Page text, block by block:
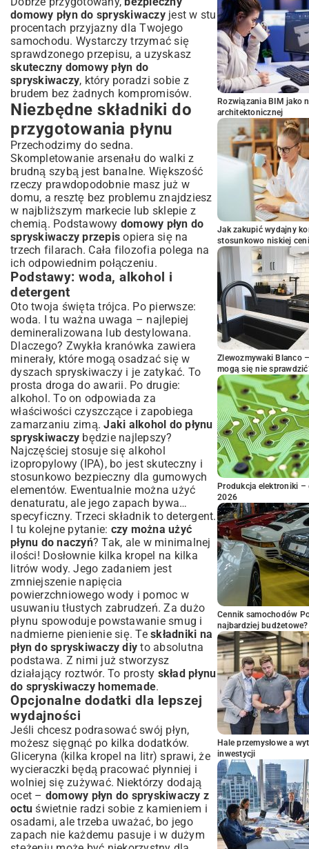
domowy płyn do spryskiwaczyjest w stu
procentach przyjazny dla Twojego
samochodu. Wystarczy trzymać się
sprawdzonego przepisu, a uzyskasz
skuteczny domowy płyn do
spryskiwaczy, który poradzi sobie z
brudem bez żadnych kompromisów.
Niezbędne składniki do
przygotowania płynu
Przechodzimy do sedna.
Skompletowanie arsenału do walki z
brudną szybą jest banalne. Większość
rzeczy prawdopodobnie masz już w
domu, a resztę bez problemu znajdziesz
w najbliższym markecie lub sklepie z
chemią. Podstawowy domowy płyn do
spryskiwaczy przepis opiera się na
trzech filarach. Cała filozofia polega na
ich odpowiednim połączeniu.
Podstawy: woda, alkohol i
detergent
Oto twoja święta trójca. Po pierwsze:
woda. I tu ważna uwaga – najlepiej
demineralizowana lub destylowana.
Dlaczego? Zwykła kranówka zawiera
minerały, które mogą osadzać się w
dyszach spryskiwaczy i je zatykać. To
prosta droga do awarii. Po drugie:
alkohol. To on odpowiada za
właściwości czyszczące i zapobiega
zamarzaniu zimą.Jaki alkohol do płynu
spryskiwaczy będzie najlepszy?
Najczęściej stosuje się alkohol
izopropylowy (IPA), bo jest skuteczny i
stosunkowo bezpieczny dla gumowych
elementów. Ewentualnie można użyć
denaturatu, ale jego zapach bywa…
specyficzny. Trzeci składnik to detergent.
I tu kolejne pytanie: czy można użyć
płynu do naczyń? Tak, ale w minimalnej
ilości! Dosłownie kilka kropel na kilka
litrów wody. Jego zadaniem jest
zmniejszenie napięcia
powierzchniowego wody i pomoc w
usuwaniu tłustych zabrudzeń. Za dużo
płynu spowoduje powstawanie smug i
nadmierne pienienie się. Te składniki na
płyn do spryskiwaczy diy to absolutna
podstawa. Z nimi już stworzysz
działający roztwór. To prosty skład płynu
do spryskiwaczy homemade.
Opcjonalne dodatki dla lepszej
wydajności
Jeśli chcesz podrasować swój płyn,
możesz sięgnąć po kilka dodatków.
Gliceryna (kilka kropel na litr) sprawi, że
wycieraczki będą pracować płynniej i
wolniej się zużywać. Niektórzy dodają
ocet – domowy płyn do spryskiwaczy z
octu świetnie radzi sobie z kamieniem i
osadami, ale trzeba uważać, bo jego
zapach nie każdemu pasuje i w dużym
Rozwiązania BIM jako
architektonicznej
Jak zakupić wydajny
stosunkowo niskiej
Zlewozmywaki Blanco
mogą się nie
Produkcja elektroniki –
2026
Cennik samochodów
najbardziej budżetowe?
Hale przemysłowe a
inwestycji